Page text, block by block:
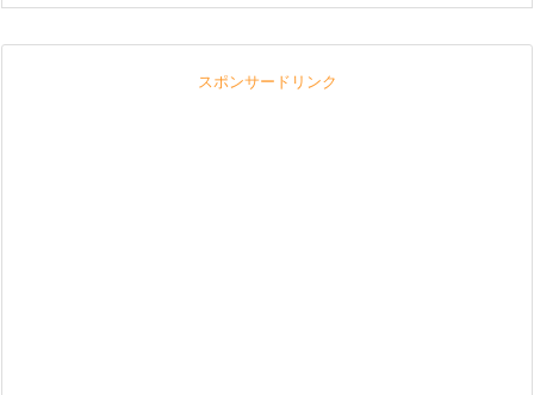
スポンサードリンク